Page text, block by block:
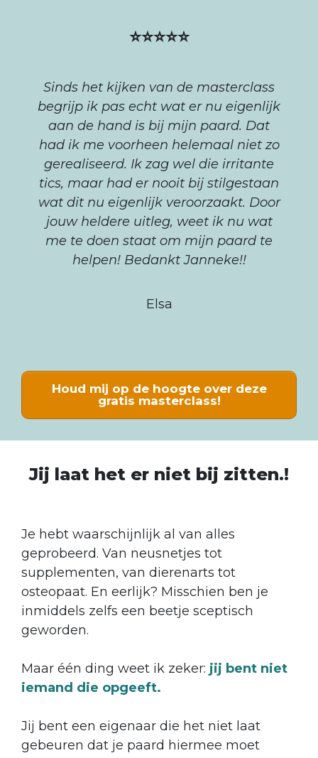
⭐⭐⭐⭐⭐
Sinds het kijken van de masterclass
begrijp ik pas echt wat er nu eigenlijk
aan de hand is bij mijn paard. Dat
had ik me voorheen helemaal niet zo
gerealiseerd. Ik zag wel die irritante
tics, maar had er nooit bij stilgestaan
wat dit nu eigenlijk veroorzaakt. Door
jouw heldere uitleg, weet ik nu wat
me te doen staat om mijn paard te
helpen! Bedankt Janneke!!
Elsa
Houd mij op de hoogte over deze
gratis masterclass!
Jij laat het er niet bij zitten.!
Je hebt waarschijnlijk al van alles
geprobeerd. Van neusnetjes tot
supplementen, van dierenarts tot
osteopaat. En eerlijk? Misschien ben je
inmiddels zelfs een beetje sceptisch
geworden.
Maar één ding weet ik zeker: jij bent niet
iemand die opgeeft.
Jij bent een eigenaar die het niet laat
gebeuren dat je paard hiermee moet